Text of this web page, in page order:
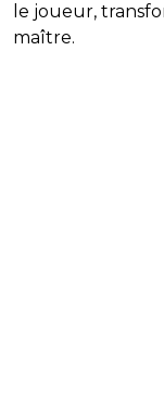
le joueur,
maître.